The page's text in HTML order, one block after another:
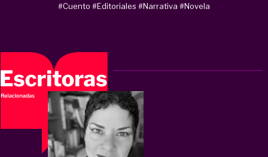
#Cuento #Editoriales #Narrativa #Novela